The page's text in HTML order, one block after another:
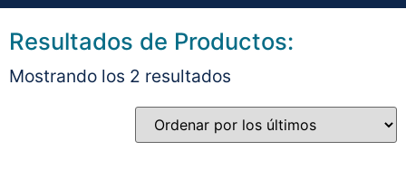
Resultados de Productos:
Mostrando los 2 resultados